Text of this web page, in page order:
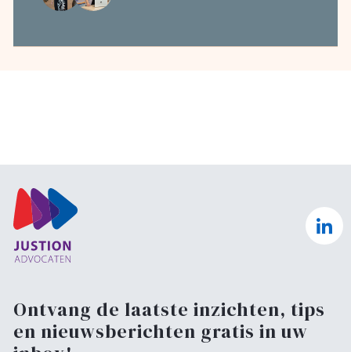
Ontvang de laatste inzichten, tips
en nieuwsberichten gratis in uw